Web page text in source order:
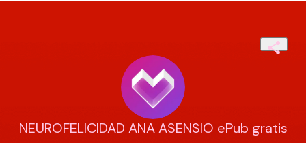
NEUROFELICIDAD ANA ASENSIO ePub gratis